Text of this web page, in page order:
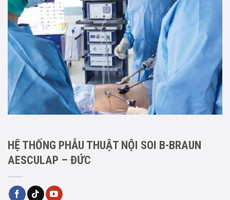
HỆ THỐNG PHẪU THUẬT NỘI SOI B-BRAUN
AESCULAP – ĐỨC